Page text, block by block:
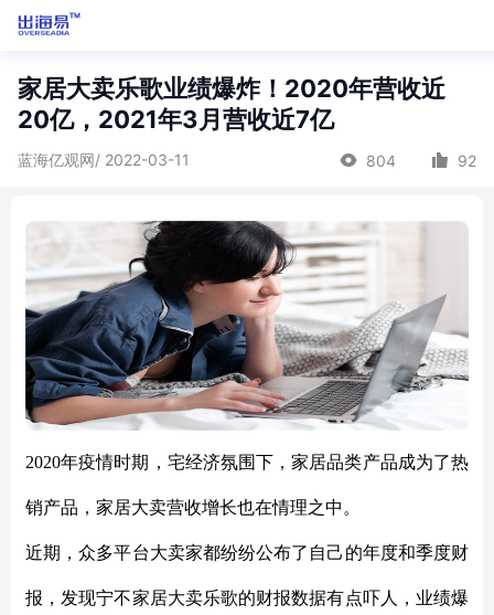
家居大卖乐歌业绩爆炸！2020年营收近
20亿，2021年3月营收近7亿
蓝海亿观网/ 2022-03-11 804 92
2020年疫情时期，宅经济氛围下，家居品类产品成为了热
销产品，家居大卖营收增长也在情理之中。
近期，众多平台大卖家都纷纷公布了自己的年度和季度财
报，发现宁不家居大卖乐歌的财报数据有点吓人，业绩爆